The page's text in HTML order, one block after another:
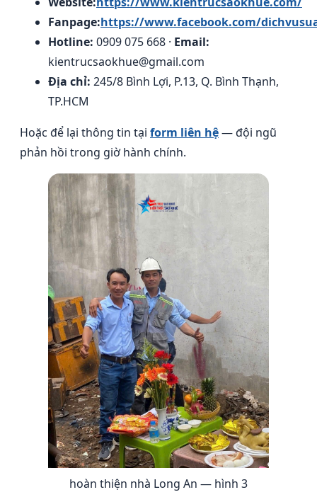
Fanpage:https://www.facebook.com/
Hotline: 0909 075 668 · Email:
kientrucsaokhue@gmail.com
Địa chỉ: 245/8 Bình Lợi, P.13, Q. Bình Thạnh,
TP.HCM
Hoặc để lại thông tin tại form liên hệ— đội ngũ
phản hồi trong giờ hành chính.
hoàn thiện nhà Long An — hình 3